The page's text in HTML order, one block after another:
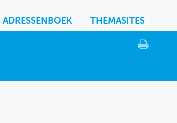
ADRESSENBOEK THEMASITES